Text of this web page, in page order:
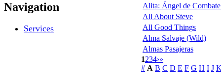
Navigation
Services
Alita: Ángel de
All About Steve
All Good Things
Alma Salvaje (Wild)
Almas Pasajeras
1234›»
# A B C D E F G H I J